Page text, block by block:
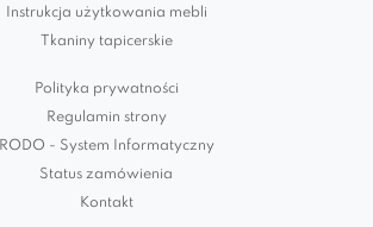
Instrukcja użytkowania mebli
Tkaniny tapicerskie
Polityka prywatności
Regulamin strony
RODO - System Informatyczny
Status zamówienia
Kontakt